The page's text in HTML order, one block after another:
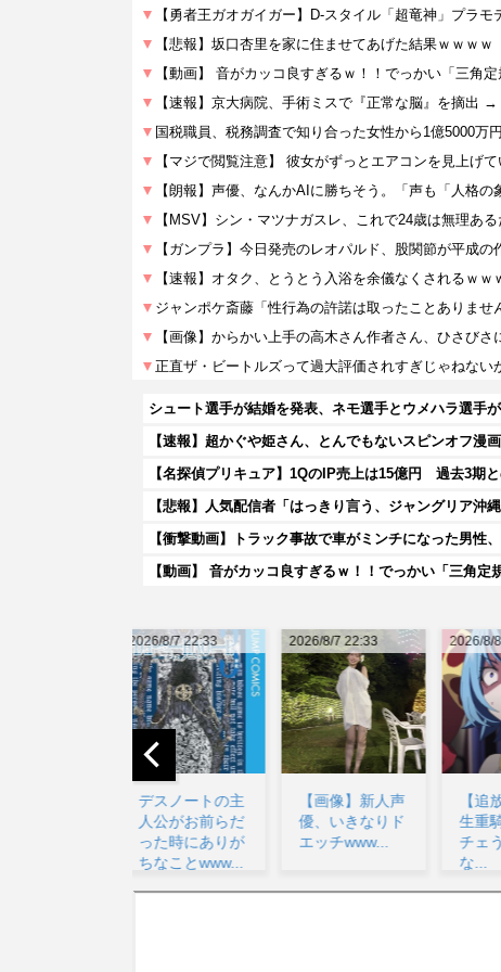
シュート選手が結婚を発表、ネモ選手とウメハラ選手が
【名探偵プリキュア】1QのIP売上は15億円 過去3期
【衝撃動画】トラック事故で車がミンチになった男
【動画】 音がカッコ良すぎるｗ！！でっかい「三角定
2026/8/8 02:01
【追放された転
生重騎士】ルー
チェうるさい
【
優
ゲ
2026/8/7 22:33
【画像】新人声
優、いきなりド
エッチwww...